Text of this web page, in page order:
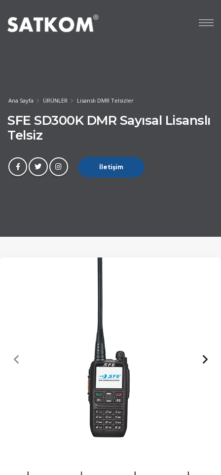
Ana Sayfa ÜRÜNLER Lisanslı DMR Telsizler
SFE SD300K DMR Sayısal Lisanslı
Telsiz
İletişim